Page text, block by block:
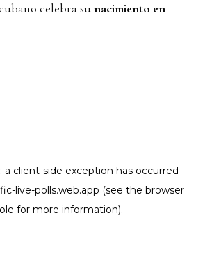
celebra sunacimiento en